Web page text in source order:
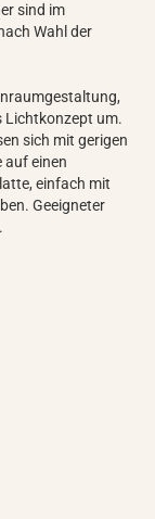
sind im
Wahl der
Lichtkonzept um.
sich mit gerigen
auf einen
einfach mit
Geeigneter